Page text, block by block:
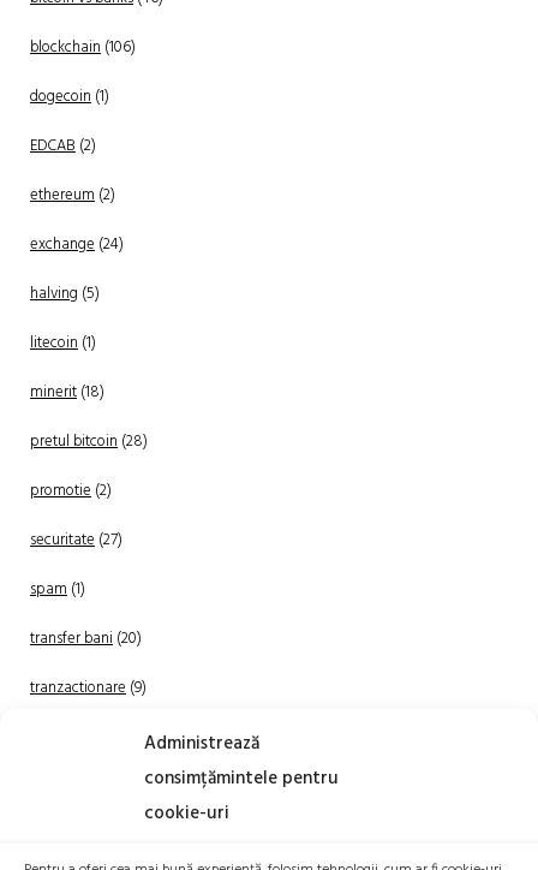
Administrează
consimțămintele pentru
cookie-uri
blockchain(106)
dogecoin(1)
EDCAB(2)
ethereum(2)
exchange(24)
halving (5)
litecoin(1)
minerit(18)
pretul bitcoin(28)
promotie(2)
securitate(27)
spam(1)
transfer bani(20)
tranzactionare(9)
(20)